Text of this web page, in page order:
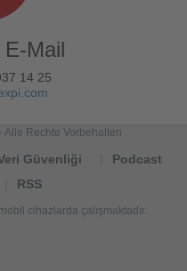
E-Mail
14 25
Alle Rechte Vorbehalten
Güvenliği
Podcast
RSS
cihazlarda çalışmaktadır.